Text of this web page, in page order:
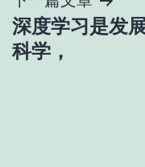
航
深度学习是发
科学，